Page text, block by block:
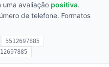
uma avaliação positiva.
de telefone. Formatos
5512697885